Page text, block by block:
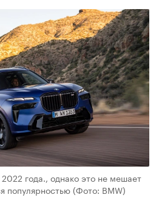
года., однако это не мешает
популярностью(Фото: BMW)